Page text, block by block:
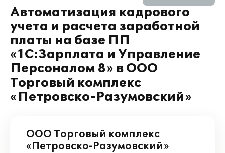
Автоматизация кадрового
учета и расчета заработной
платы на базе ПП
«1С:Зарплата и Управление
Персоналом 8» в ООО
Торговый комплекс
«Петровско-Разумовский»
ООО Торговый комплекс
«Петровско-Разумовский»